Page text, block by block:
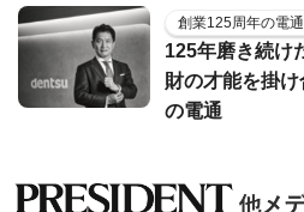
創業125周年の電
125年磨き続け
財の才能を掛
の電通